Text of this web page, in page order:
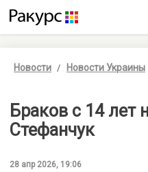
Новости Новости Украины
Браков с 14 лет
Стефанчук
28 апр 2026, 19:06